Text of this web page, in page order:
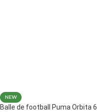
NEW
Balle de football Puma Orbita 6